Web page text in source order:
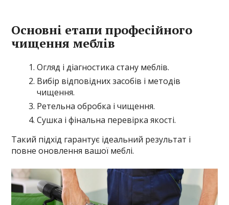
Основні етапи професійного
чищення меблів
Огляд і діагностика стану меблів.
Вибір відповідних засобів і методів
чищення.
Ретельна обробка і чищення.
Сушка і фінальна перевірка якості.
Такий підхід гарантує ідеальний результат і
повне оновлення вашої меблі.